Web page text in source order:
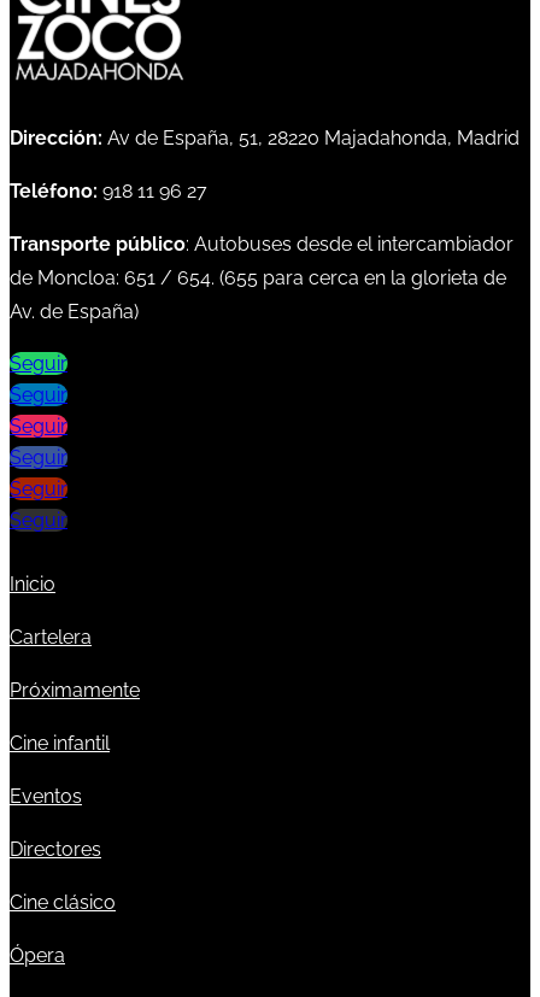
Dirección: Av de España, 51, 28220 Majadahonda, Madrid
Teléfono: 918 11 96 27
Transporte público: Autobuses desde el intercambiador
de Moncloa: 651 / 654. (655 para cerca en la glorieta de
Av. de España)
Seguir
Seguir
Seguir
Seguir
Seguir
Seguir
Inicio
Cartelera
Próximamente
Cine infantil
Eventos
Directores
Cine clásico
Ópera